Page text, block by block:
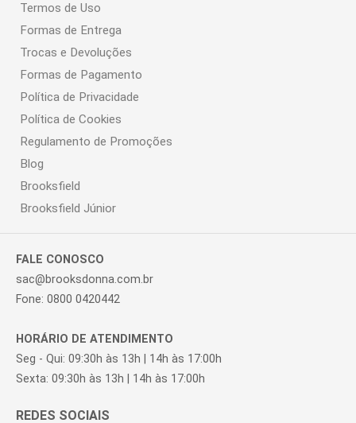
Termos de Uso
Formas de Entrega
Trocas e Devoluções
Formas de Pagamento
Política de Privacidade
Política de Cookies
Regulamento de Promoções
Blog
Brooksfield
Brooksfield Júnior
FALE CONOSCO
sac@brooksdonna.com.br
Fone: 0800 0420442
HORÁRIO DE ATENDIMENTO
Seg - Qui: 09:30h às 13h | 14h às 17:00h
Sexta: 09:30h às 13h | 14h às 17:00h